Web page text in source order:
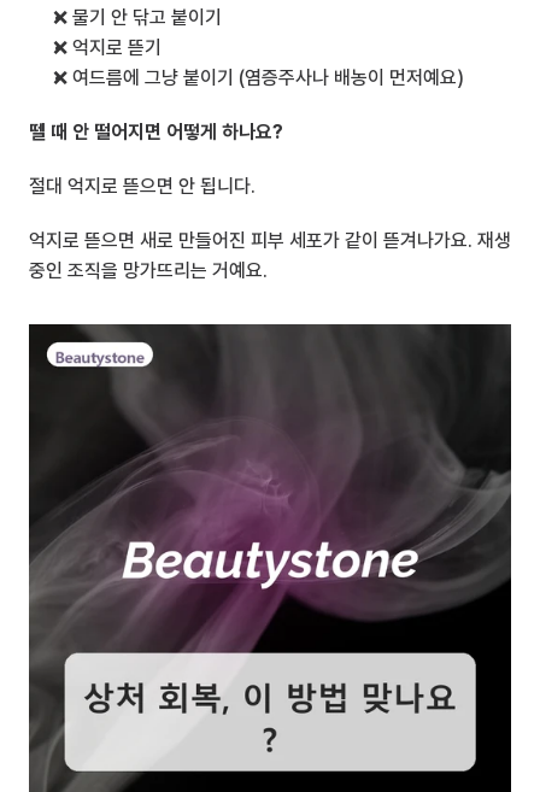
❌ 물기 안 닦고 붙이기
❌ 억지로 뜯기
❌ 여드름에 그냥 붙이기 (염증주사나 배농이 먼저예요)
뗄 때 안 떨어지면 어떻게 하나요?
절대 억지로 뜯으면 안 됩니다.
억지로 뜯으면 새로 만들어진 피부 세포가 같이 뜯겨나가요. 재생
중인 조직을 망가뜨리는 거예요.